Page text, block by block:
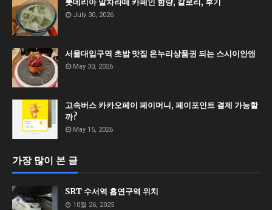
롯데리아 말차라떼 카페인 함량, 칼로리, 후기
July 30, 2026
서울대입구역 초밥 맛집 온누리상품권 되는 스시이안앤
May 30, 2026
고속버스 카카오페이 페이머니, 페이포인트 결제 가능할
까?
May 15, 2026
가장 많이 본 글
SRT 수서역 흡연구역 위치
10월 26, 2025